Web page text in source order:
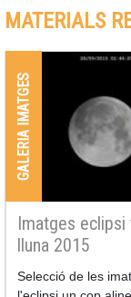
asiàtic.
MATERIALS
GALERIA IMATGES
Imatges
lluna 2015
Selecció de les